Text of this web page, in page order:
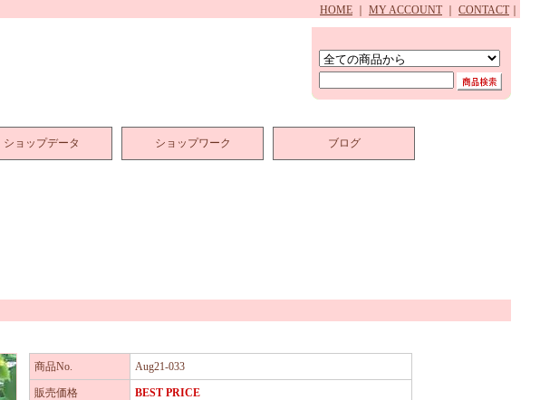
HOME MY ACCOUNT CONTACT
ショップデータ ショップワーク ブログ
商品No. Aug21-033
販売価格 BEST PRICE